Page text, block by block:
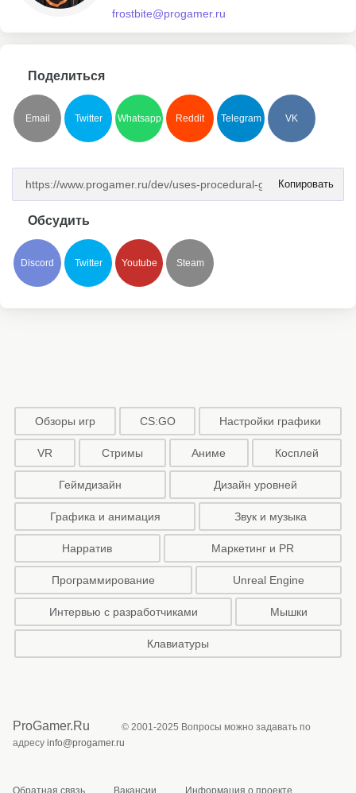
frostbite@progamer.ru
Поделиться
Email Twitter Whatsapp Reddit Telegram VK
Копировать
Обсудить
Discord Twitter Youtube Steam
Обзоры игр CS:GO Настройки графики
VR Стримы Аниме Косплей
Геймдизайн Дизайн уровней
Графика и анимация Звук и музыка
Нарратив Маркетинг и PR
Программирование Unreal Engine
Интервью с разработчиками Мышки
Клавиатуры
ProGamer.Ru
© 2001-2025 Вопросы можно задавать по
адресу info@progamer.ru